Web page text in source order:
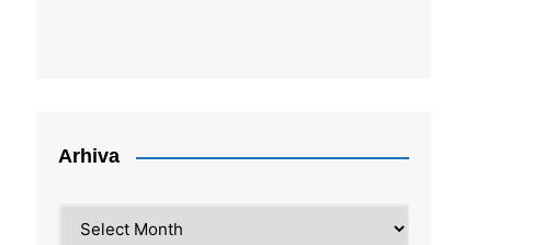
Arhiva